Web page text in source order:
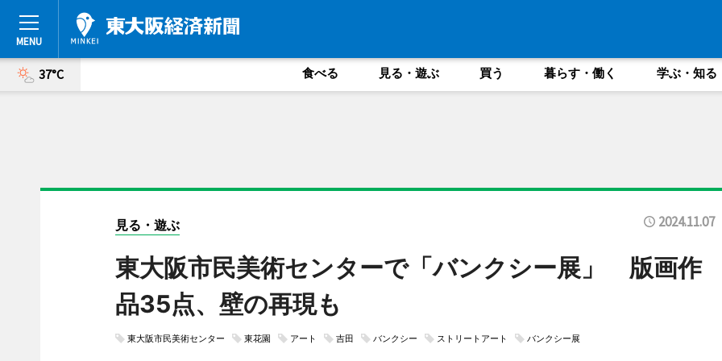
37°C 食べる 見る・遊ぶ 買う 暮らす・働く 学ぶ・知る
見る・遊ぶ 2024.11.07
東大阪市民美術センターで「バンクシー展」 版画作
品35点、壁の再現も
東大阪市民美術センター 東花園 アート 吉田 バンクシー ストリートアート バンクシー展